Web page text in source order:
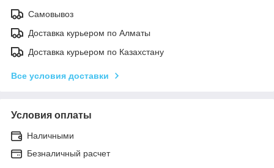
Самовывоз
Доставка курьером по Алматы
Доставка курьером по Казахстану
Все условия доставки
Условия оплаты
Наличными
Безналичный расчет